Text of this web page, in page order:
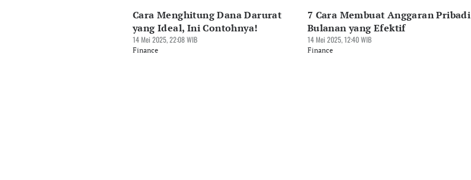
Cara Menghitung Dana Darurat
yang Ideal, Ini Contohnya!
14 Mei 2025, 22:08 WIB
Finance
7 Cara Membuat Anggaran Pribadi
Bulanan yang Efektif
14 Mei 2025, 12:40 WIB
Finance